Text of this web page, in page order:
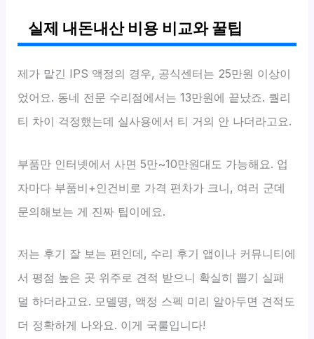
실제 내돈내산 비용 비교와 꿀팁
제가 맡긴 IPS 액정의 경우, 공식센터는 25만원 이상이
었어요. 동네 전문 수리점에서는 13만원에 끝났죠. 퀄리
티 차이 걱정했는데 실사용에서 티 거의 안 나더라고요.
부품만 인터넷에서 사면 5만~10만원대도 가능해요. 업
자마다 부품비+인건비로 가격 편차가 크니, 여러 군데
문의해보는 게 진짜 팁이에요.
저는 후기 잘 보는 편인데, 수리 후기 앱이나 커뮤니티에
서 평점 높은 곳 위주로 견적 받으니 확실히 뽑기 실패
덜 하더라고요. 모델명, 액정 스펙 미리 알아두면 견적도
더 정확하게 나와요. 이게 국룰입니다!